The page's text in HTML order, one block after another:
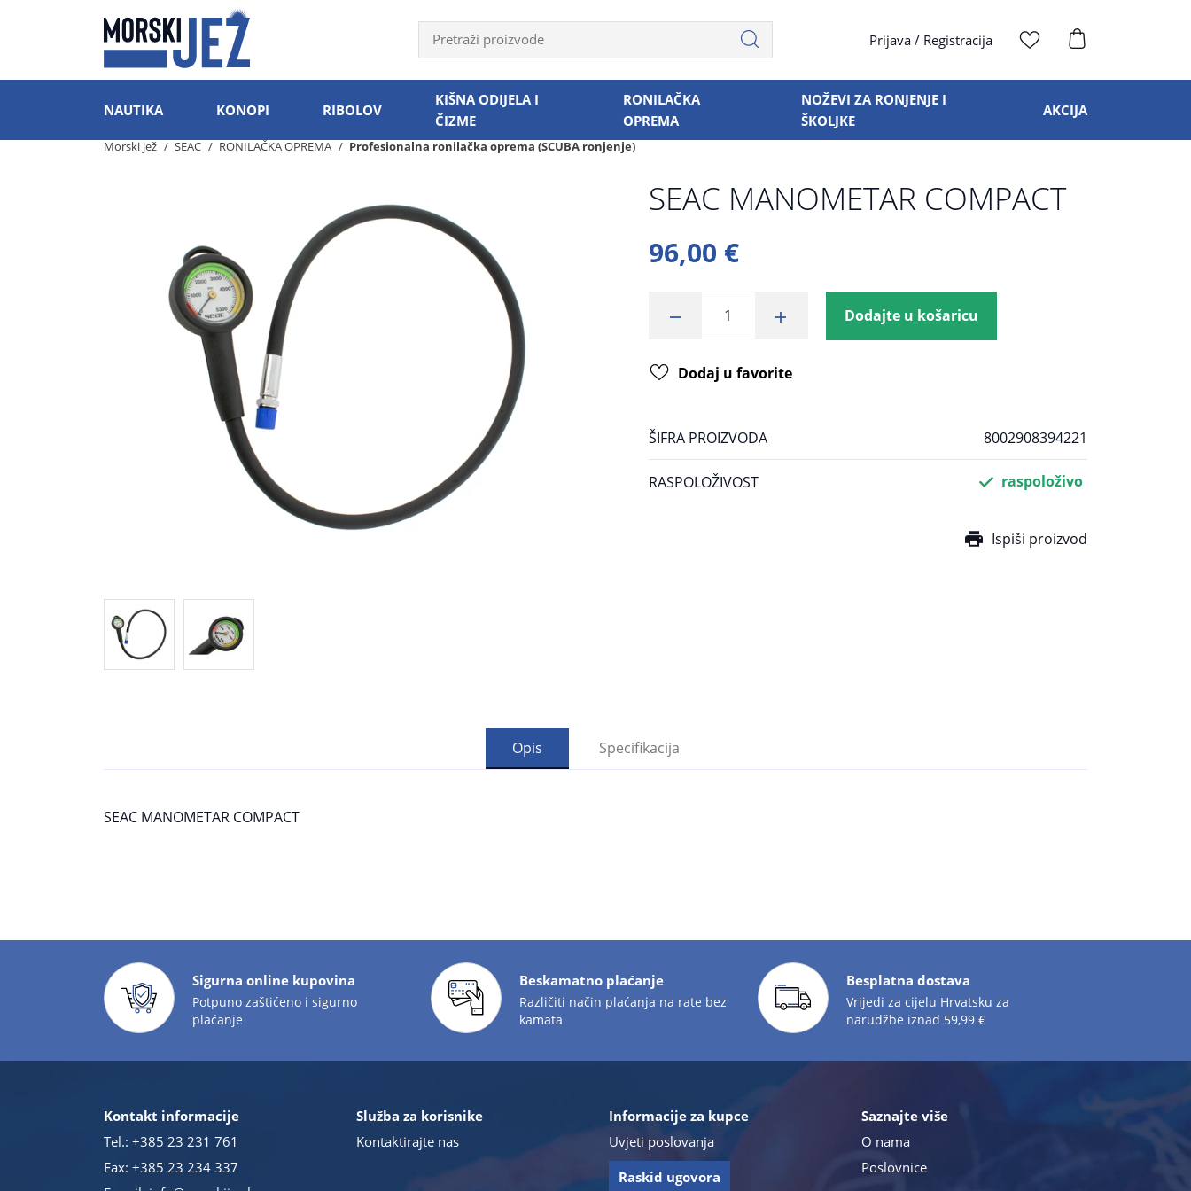
Prijava / Registracija
NAUTIKA KONOPI RIBOLOV
KIŠNA ODIJELA I
ČIZME
RONILAČKA
OPREMA
NOŽEVI ZA RONJENJE I
ŠKOLJKE
AKCIJA
Morski jež SEAC RONILAČKA OPREMA Profesionalna ronilačka oprema (SCUBA ronjenje)
SEAC MANOMETAR COMPACT
96,00 €
Dodajte u košaricu
Dodaj u favorite
ŠIFRA PROIZVODA 8002908394221
RASPOLOŽIVOST raspoloživo
Ispiši proizvod
Opis Specifikacija
SEAC MANOMETAR COMPACT
Sigurna online kupovina
Potpuno zaštićeno i sigurno
plaćanje
Beskamatno plaćanje
Različiti način plaćanja na rate bez
kamata
Besplatna dostava
Vrijedi za cijelu Hrvatsku za
narudžbe iznad 59,99 €
Kontakt informacije
Tel.: +385 23 231 761
Fax: +385 23 234 337
Služba za korisnike
Kontaktirajte nas
Informacije za kupce
Uvjeti poslovanja
Raskid ugovora
Saznajte više
O nama
Poslovnice